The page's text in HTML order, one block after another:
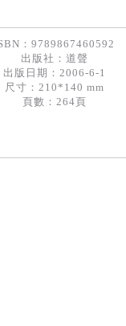
：9789867460592
出版社： 道聲
出版日期：2006-6-1
尺寸：210*140 mm
頁數：264頁